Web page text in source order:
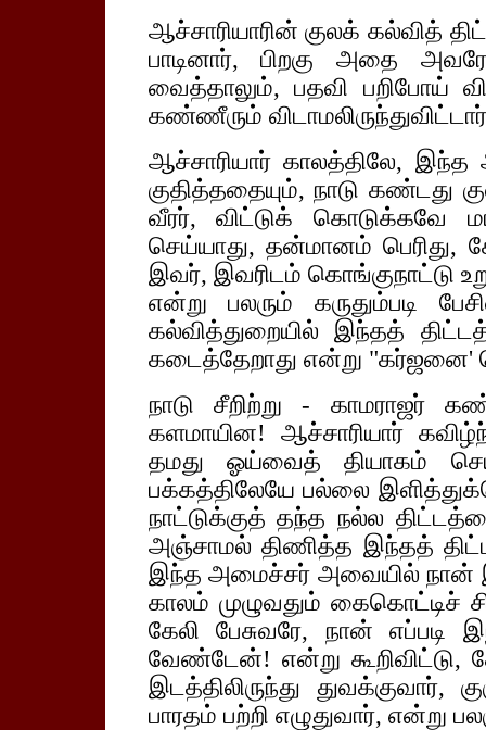
ஆச்சாரியாரின் குலக் கல்வித்
பாடினார், பிறகு அதை அவரே
வைத்தாலும், பதவி பறிபோய்
கண்ணீரும்
ஆச்சாரியார் காலத்திலே,
குதித்ததையும், நாடு
வீரர், விட்டுக் கொடுக்கவே
செய்யாது, தன்மானம் பெரிது,
இவர், இவரிடம் கொங்குநாட்டு
என்று பலரும் கருதும்படி
கல்வித்துறையில் இந்தத்
கடைத்தேறாது என்று "கர்ஜனை'
நாடு சீறிற்று - காமராஜர்
களமாயின! ஆச்சாரியார்
தமது ஓய்வைத் தியாகம்
பக்கத்திலேயே பல்லை
நாட்டுக்குத் தந்த நல்ல
அஞ்சாமல் திணித்த இந்தத்
இந்த அமைச்சர் அவையில் நான்
காலம் முழுவதும் கைகொட்டிச்
கேலி பேசுவரே, நான்
வேண்டேன்! என்று
இடத்திலிருந்து துவக்குவார்,
பாரதம் பற்றி எழுதுவார், என்று